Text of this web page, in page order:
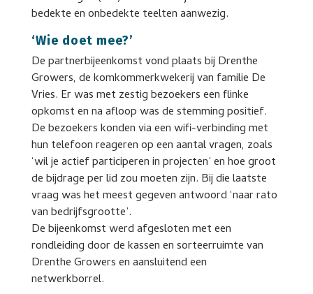
bedekte en onbedekte teelten aanwezig.
‘Wie doet mee?’
De partnerbijeenkomst vond plaats bij Drenthe
Growers, de komkommerkwekerij van familie De
Vries. Er was met zestig bezoekers een flinke
opkomst en na afloop was de stemming positief.
De bezoekers konden via een wifi-verbinding met
hun telefoon reageren op een aantal vragen, zoals
‘wil je actief participeren in projecten’ en hoe groot
de bijdrage per lid zou moeten zijn. Bij die laatste
vraag was het meest gegeven antwoord ‘naar rato
van bedrijfsgrootte’.
De bijeenkomst werd afgesloten met een
rondleiding door de kassen en sorteerruimte van
Drenthe Growers en aansluitend een
netwerkborrel.